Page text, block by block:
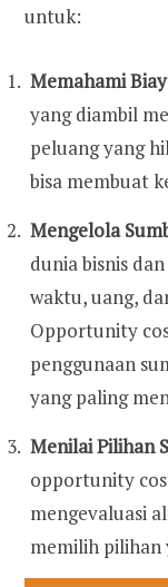
untuk:
Memahami
yang diambil
peluang yang
bisa membuat
Mengelola
dunia bisnis
waktu, uang,
Opportunity
penggunaan
yang paling
Menilai Pilihan
opportunity
mengevaluasi
memilih pilihan